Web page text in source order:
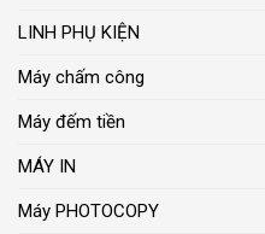
LINH PHỤ KIỆN
Máy chấm công
Máy đếm tiền
MÁY IN
Máy PHOTOCOPY